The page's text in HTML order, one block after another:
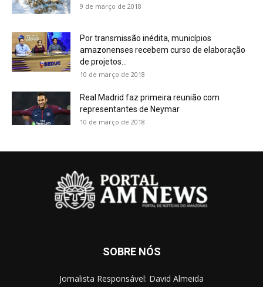
9 de março de 2018
Por transmissão inédita, municípios
amazonenses recebem curso de elaboração
de projetos...
10 de março de 2018
Real Madrid faz primeira reunião com
representantes de Neymar
10 de março de 2018
SOBRE NÓS
Jornalista Responsável: David Almeida